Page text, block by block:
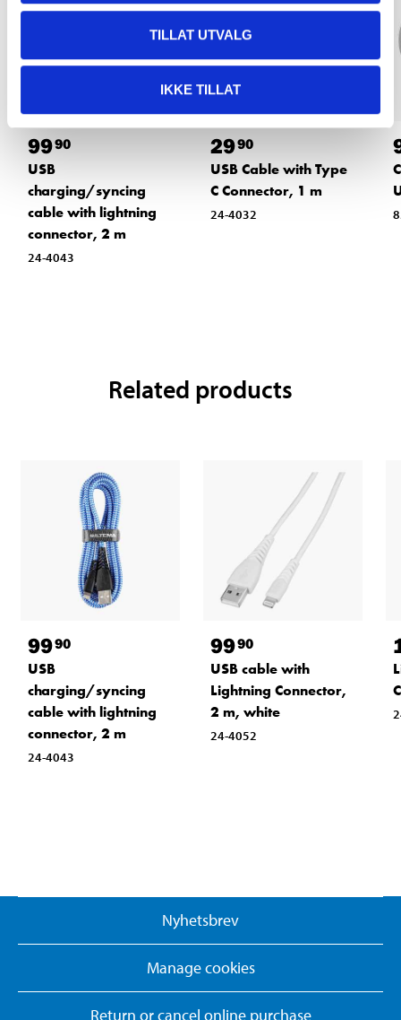
TILLAT UTVALG
IKKE TILLAT
9990
USB
charging/syncing
cable with lightning
connector, 2 m
24-4043
2990
USB Cable with Type
C Connector, 1 m
24-4032
Related products
9990
USB
charging/syncing
cable with lightning
connector, 2 m
24-4043
9990
USB cable with
Lightning Connector,
2 m, white
24-4052
Nyhetsbrev
Manage cookies
Return or cancel online purchase